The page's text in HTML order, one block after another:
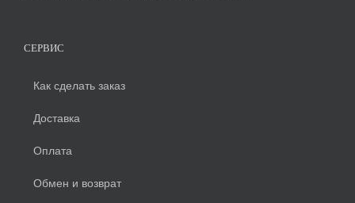
СЕРВИС
Как сделать заказ
Доставка
Оплата
Обмен и возврат